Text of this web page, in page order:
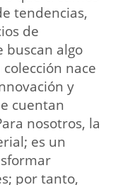
tendencias,
de
buscan algo
nace
y
cuentan
nosotros, la
es un
por tanto,